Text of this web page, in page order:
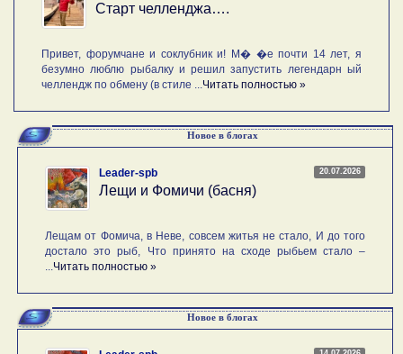
Старт челленджа….
Привет, форумчане и соклубник и! М� �е почти 14 лет, я
безумно люблю рыбалку и решил запустить легендарн ый
челлендж по обмену (в стиле ...Читать полностью »
Новое в блогах
20.07.2026
Leader-spb
Лещи и Фомичи (басня)
Лещам от Фомича, в Неве, совсем житья не стало, И до того
достало это рыб, Что принято на сходе рыбьем стало –
...Читать полностью »
Новое в блогах